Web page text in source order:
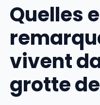
Quelles
vivent
grotte